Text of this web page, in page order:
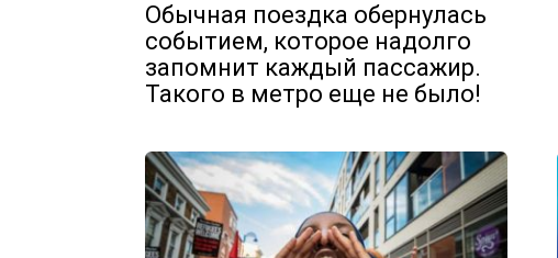
Обычная поездка обернулась
событием, которое надолго
запомнит каждый пассажир.
Такого в метро еще не было!